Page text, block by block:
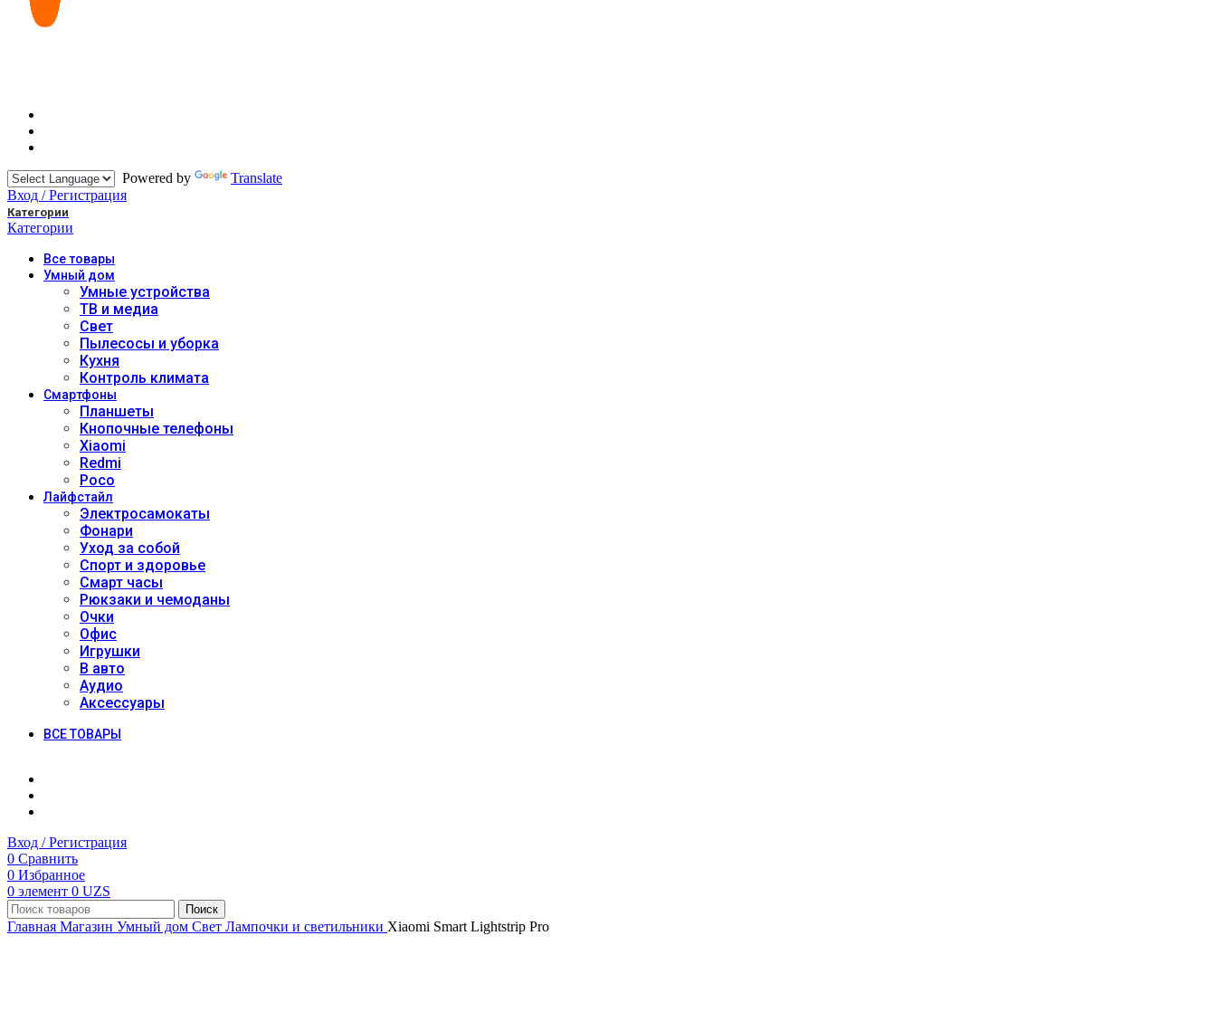
Powered by
Translate
Вход / Регистрация
Категории
Категории
Всетовары
Умный дом
Умные устройства
ТВ и медиа
Свет
Пылесосы и уборка
Кухня
Контроль климата
Смартфоны
Планшеты
Кнопочные телефоны
Xiaomi
Redmi
Poco
Лайфстайл
Электросамокаты
Фонари
Уход за собой
Спорт и здоровье
Смарт часы
Рюкзаки и чемоданы
Очки
Офис
Игрушки
В авто
Аудио
Аксессуары
ВСЕ ТОВАРЫ
Вход / Регистрация
0 Сравнить
0 Избранное
0 элемент 0 UZS
Поиск
Главная Магазин Умный дом Свет Лампочки и светильники Xiaomi Smart Lightstrip Pro